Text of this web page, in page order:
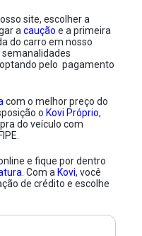
site, escolher a
acaução e a primeira
do carro em nosso
semanalidades
pelo pagamento
com o melhor preço do
o Kovi Próprio,
do veículo com
e fique por dentro
. Com a Kovi, você
de crédito e escolhe